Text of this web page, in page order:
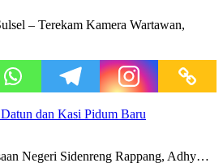
– Terekam Kamera Wartawan,
dan Kasi Pidum Baru
Negeri Sidenreng Rappang, Adhy…